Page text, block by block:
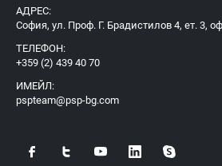
АДРЕС:
София, ул. Проф. Г. Брадистилов 4, ет. 3,
ТЕЛЕФОН:
+359 (2) 439 40 70
ИМЕЙЛ:
pspteam@psp-bg.com